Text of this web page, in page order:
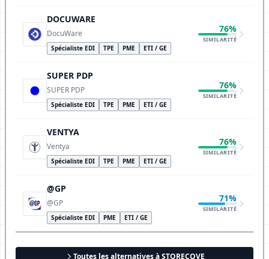
DOCUWARE
DocuWare
Spécialiste EDI TPE PME ETI / GE
76%
SIMILARITÉ
SUPER PDP
SUPER PDP
Spécialiste EDI TPE PME ETI / GE
76%
SIMILARITÉ
VENTYA
Ventya
Spécialiste EDI TPE PME ETI / GE
76%
SIMILARITÉ
@GP
@GP
Spécialiste EDI PME ETI / GE
71%
SIMILARITÉ
Toutes les alternatives à STORECOVE